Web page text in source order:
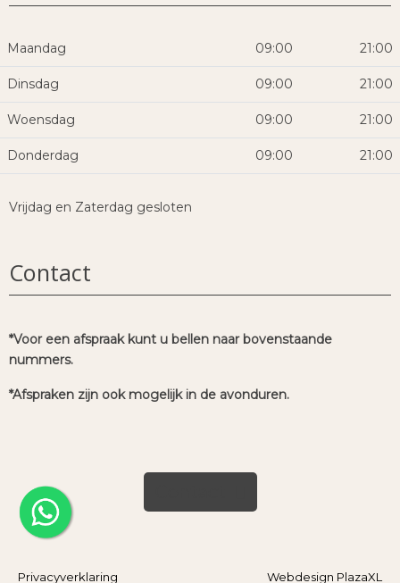
Maandag 09:00 21:00
Dinsdag 09:00 21:00
Woensdag 09:00 21:00
Donderdag 09:00 21:00
Vrijdag en Zaterdag gesloten
Contact
*Voor een afspraak kunt u bellen naar bovenstaande
nummers.
*Afspraken zijn ook mogelijk in de avonduren.
Privacyverklaring Webdesign PlazaXL